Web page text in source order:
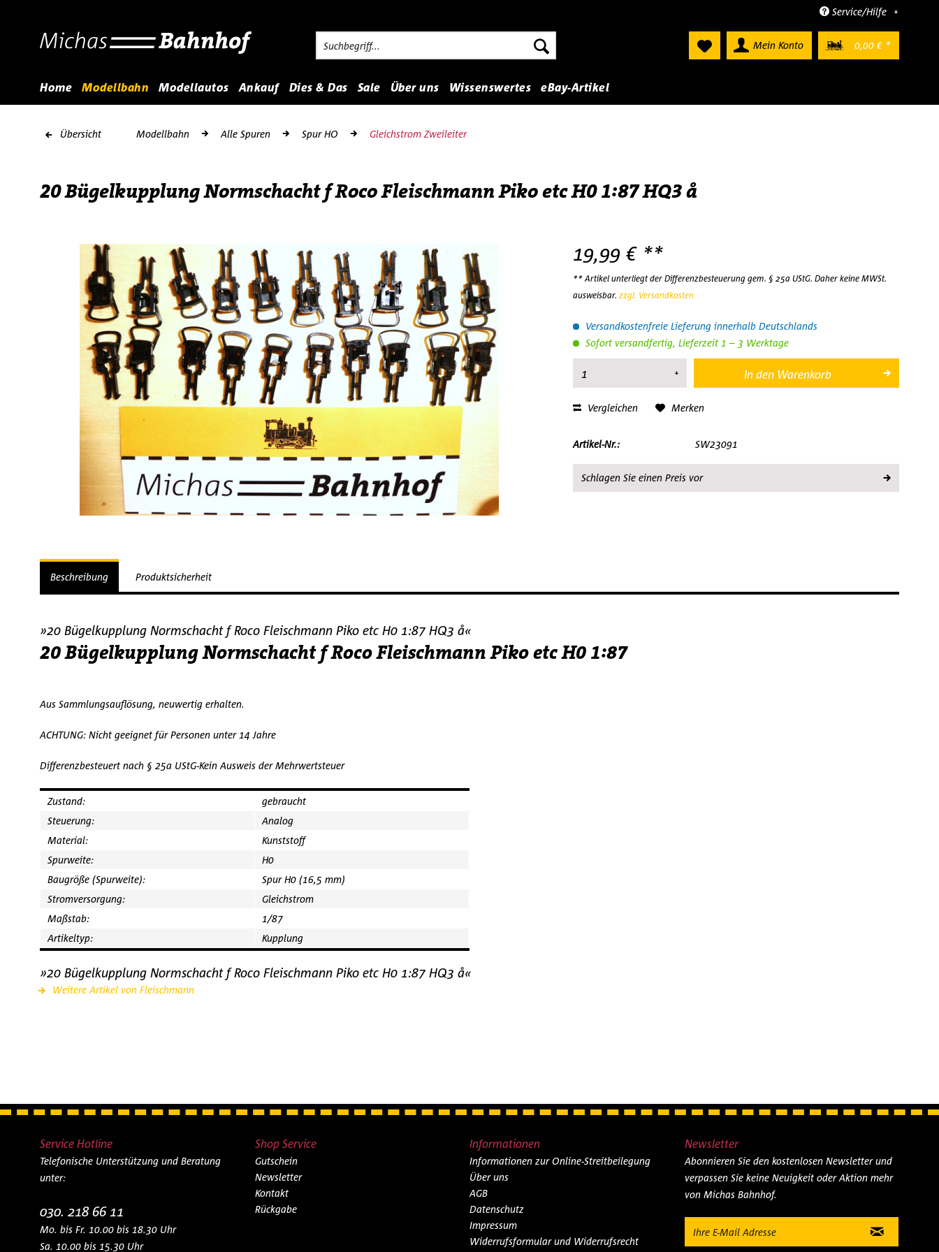
Service/Hilfe
Mein Konto 0,00 € *
Home Modellbahn Modellautos Ankauf Dies & Das Sale Über uns Wissenswertes eBay-Artikel
Übersicht Modellbahn Alle Spuren Spur HO Gleichstrom Zweileiter
20 Bügelkupplung Normschacht f Roco Fleischmann Piko etc H0 1:87 HQ3 å
19,99 € **
** Artikel unterliegt der Differenzbesteuerung gem. § 25a UStG. Daher keine MWSt.
ausweisbar. zzgl. Versandkosten
Versandkostenfreie Lieferung innerhalb Deutschlands
Sofort versandfertig, Lieferzeit 1 – 3 Werktage
In den Warenkorb
Vergleichen Merken
Artikel-Nr.: SW23091
Schlagen Sie einen Preis vor
Beschreibung Produktsicherheit
»20 Bügelkupplung Normschacht f Roco Fleischmann Piko etc H0 1:87 HQ3 å«
20 Bügelkupplung Normschacht f Roco Fleischmann Piko etc H0 1:87
Aus Sammlungsauflösung, neuwertig erhalten.
ACHTUNG: Nicht geeignet für Personen unter 14 Jahre
Differenzbesteuert nach § 25a UStG-Kein Ausweis der Mehrwertsteuer
Zustand:
gebraucht
Steuerung:
Analog
Material:
Kunststoff
Spurweite:
H0
Baugröße (Spurweite):
Spur H0 (16,5 mm)
Stromversorgung:
Gleichstrom
Maßstab:
1/87
Artikeltyp:
Kupplung
»20 Bügelkupplung Normschacht f Roco Fleischmann Piko etc H0 1:87 HQ3 å«
Weitere Artikel von Fleischmann
Service Hotline
Telefonische Unterstützung und Beratung
unter:
030. 218 66 11
Mo. bis Fr. 10.00 bis 18.30 Uhr
Sa. 10.00 bis 15.30 Uhr
Shop Service
Gutschein
Newsletter
Kontakt
Rückgabe
Informationen
Informationen zur Online-Streitbeilegung
Über uns
AGB
Datenschutz
Impressum
Widerrufsformular und Widerrufsrecht
Newsletter
Abonnieren Sie den kostenlosen Newsletter und
verpassen Sie keine Neuigkeit oder Aktion mehr
von Michas Bahnhof.